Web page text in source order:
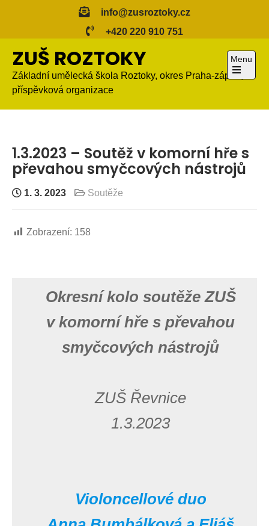
info@zusroztoky.cz
+420 220 910 751
ZUŠ ROZTOKY
Základní umělecká škola Roztoky, okres Praha-západ,
příspěvková organizace
Menu
Open
menu
1.3.2023 – Soutěž v komorní hře s
převahou smyčcových nástrojů
1. 3. 2023 Soutěže
Zobrazení: 158
Okresní kolo soutěže ZUŠ
v komorní hře s převahou
smyčcových nástrojů
ZUŠ Řevnice
1.3.2023
Violoncellové duo